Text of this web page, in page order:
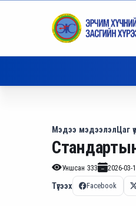
Мэдээ мэдээлэлЦаг
Уншсан 333 2026-03-
Түгээх Facebook